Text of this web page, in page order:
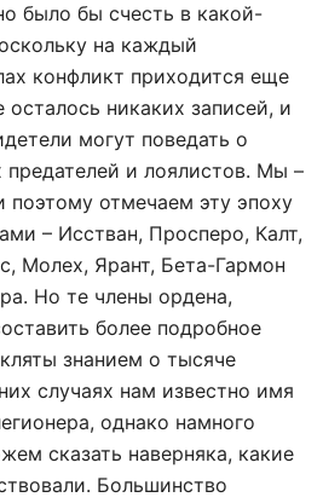
было бы счесть в какой-
на каждый
конфликт приходится еще
никаких записей, и
могут поведать о
предателей и лоялистов. Мы –
поэтому отмечаем эту эпоху
– Исстван, Просперо, Калт,
Молех, Ярант, Бета-Гармон
Но те члены ордена,
более подробное
знанием о тысяче
случаях нам известно имя
однако намного
сказать наверняка, какие
Большинство